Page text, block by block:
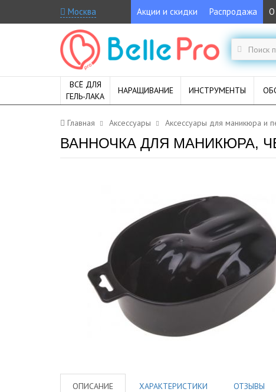
Москва Акции и скидки Распродажа О
ВСЁ ДЛЯ
ГЕЛЬ-ЛАКА
НАРАЩИВАНИЕ ИНСТРУМЕНТЫ
Главная Аксессуары Аксессуары для маникюра и
ВАННОЧКА ДЛЯ МАНИКЮРА,
ОПИСАНИЕ ХАРАКТЕРИСТИКИ ОТЗЫВЫ